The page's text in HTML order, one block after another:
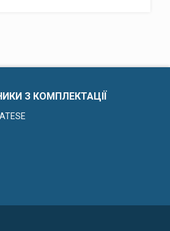
З КОМПЛЕКТАЦІЇ